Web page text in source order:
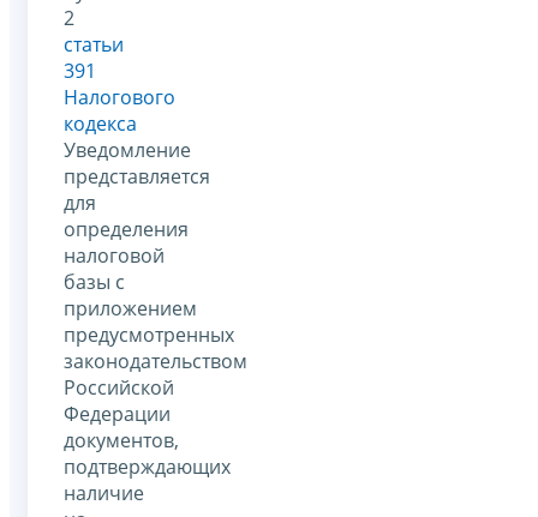
2
статьи
391
Налогового
кодекса
Уведомление
представляется
для
определения
налоговой
базы с
приложением
предусмотренных
законодательством
Российской
Федерации
документов,
подтверждающих
наличие